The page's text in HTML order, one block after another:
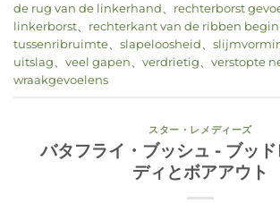
de rug van de linkerhand
rechterborst
linkerborst
rechterkant van de ribben
tussenribruimte
slapeloosheid
uitslag
veel gapen verdrietig verstopte
wraakgevoelens
スター・レメディーズ
バタフライ・ブッシュ - ブッ
ディとボアアウト